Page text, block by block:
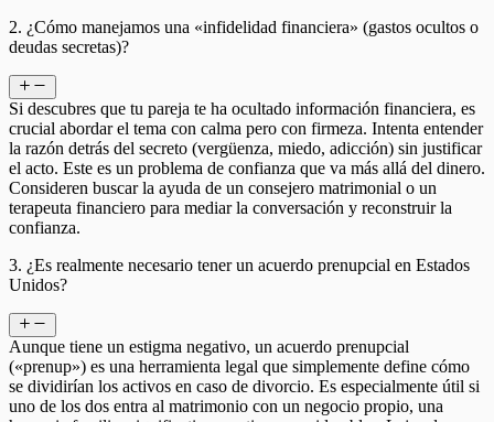
2. ¿Cómo manejamos una «infidelidad financiera» (gastos ocultos o
deudas secretas)?
Si descubres que tu pareja te ha ocultado información financiera, es
crucial abordar el tema con calma pero con firmeza. Intenta entender
la razón detrás del secreto (vergüenza, miedo, adicción) sin justificar
el acto. Este es un problema de confianza que va más allá del dinero.
Consideren buscar la ayuda de un consejero matrimonial o un
terapeuta financiero para mediar la conversación y reconstruir la
confianza.
3. ¿Es realmente necesario tener un acuerdo prenupcial en Estados
Unidos?
Aunque tiene un estigma negativo, un acuerdo prenupcial
(«prenup») es una herramienta legal que simplemente define cómo
se dividirían los activos en caso de divorcio. Es especialmente útil si
uno de los dos entra al matrimonio con un negocio propio, una